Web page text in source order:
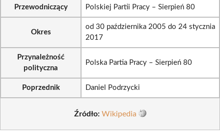
Przewodniczący Polskiej Partii Pracy – Sierpień 80
Okres
od 30 października 2005 do 24 stycznia
2017
Przynależność
polityczna
Polska Partia Pracy – Sierpień 80
Poprzednik Daniel Podrzycki
Źródło: Wikipedia